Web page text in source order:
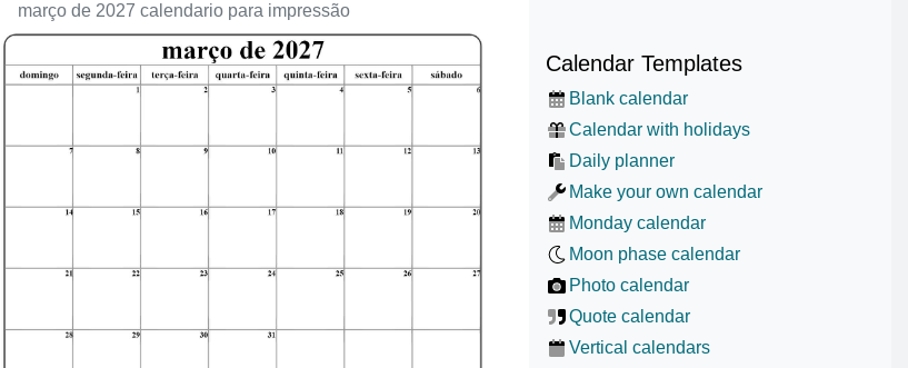
março de 2027 calendario para impressão
Calendar Templates
Blank calendar
Calendar with holidays
Daily planner
Make your own calendar
Monday calendar
Moon phase calendar
Photo calendar
Quote calendar
Vertical calendars